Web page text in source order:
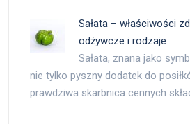
Sałata – właściwości
odżywcze i rodzaje
Sałata, znana jako
nie tylko pyszny dodatek do
prawdziwa skarbnica cennych